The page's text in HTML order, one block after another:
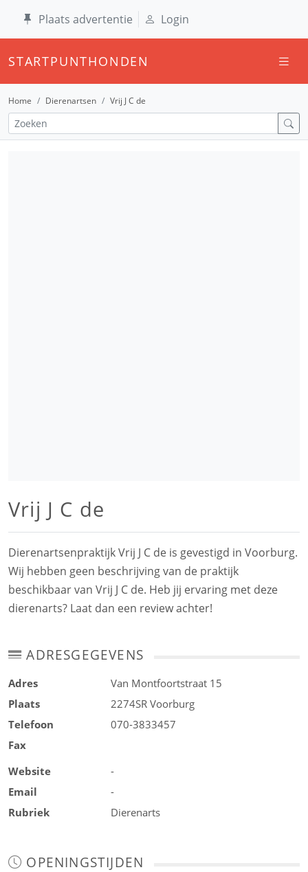
Plaats advertentie Login
STARTPUNTHONDEN
Home Dierenartsen Vrij J C de
Vrij J C de
Dierenartsenpraktijk Vrij J C de is gevestigd in Voorburg.
Wij hebben geen beschrijving van de praktijk
beschikbaar van Vrij J C de. Heb jij ervaring met deze
dierenarts? Laat dan een review achter!
ADRESGEGEVENS
Adres
Van Montfoortstraat 15
Plaats
2274SR Voorburg
Telefoon
070-3833457
Fax
Website
-
Email
-
Rubriek
Dierenarts
OPENINGSTIJDEN